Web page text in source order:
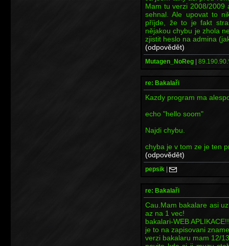
Mam tu verzi 2008/2009
sehnal. Ale upovat to
příjde, že to je fakt
nějakou chybu je zhola
zjistit heslo na admina
(odpovědět)
Mutagen_NoReg |
re: Bakalaři
Kazdy program ma
echo "hello soom"
Najdi chybu.
chyba je v tom ze je ten
(odpovědět)
pepsik |
re: Bakalaři
Cau.Mam bakalare asi
az na 1 vec!
bakalari-WEB
je to na zapisovani
verzi bakalaru mam 12/